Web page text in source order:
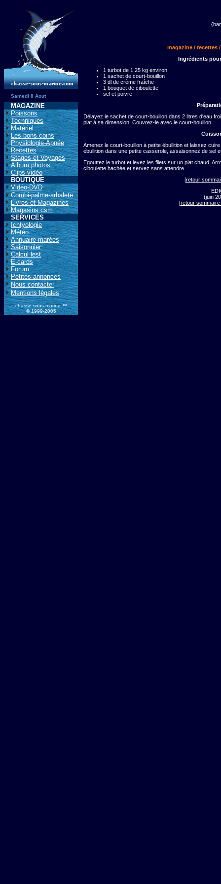
Samedi 8 Aout
MAGAZINE
Poissons
Techniques
Matériel
Les bons coins
Physiologie-Apnée
Recettes
Stages et Voyages
Album photos
Clips vidéo
BOUTIQUE
Vidéo-DVD
Combi-palme-arbalete
Livres et Magazines
Magasins csm
SERVICES
Ichtyologie
Météo
Annuaire marées
Saisonnier
Calcul lest
E-cards
Forum
Petites annonces
Nous contacter
Mentions légales
chasse sous-marine ™
© 1999-2005
magazine / recettes
Ingrédients
1 turbot de 1,25 kg environ
1 sachet de court-bouillon
3 dl de crème fraîche
1 bouquet de ciboulette
sel et poivre
Délayez le sachet de court-bouillon dans 2 litres d'eau
plat à sa dimension. Couvrez-le avec le court-bouillon.
Amenez le court-bouillon à petite ébullition et laissez
ébullition dans une petite casserole, assaisonnez de sel
Egouttez le turbot et levez les filets sur un plat chaud.
ciboulette hachée et servez sans attendre.
[retour
(juin
[retour